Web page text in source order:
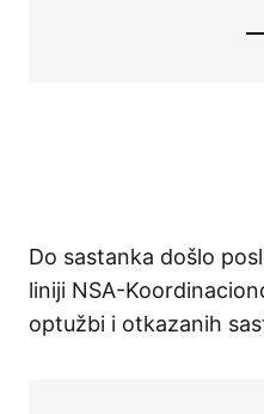
Do sastanka došlo
liniji NSA-
optužbi i otkazanih